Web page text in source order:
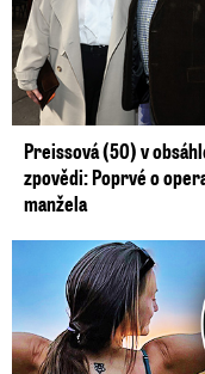
Preissová (50) v
zpovědi: Poprvé o
manžela
Germáni z Jejího těla: